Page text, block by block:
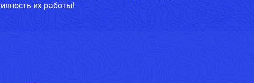
их работы!